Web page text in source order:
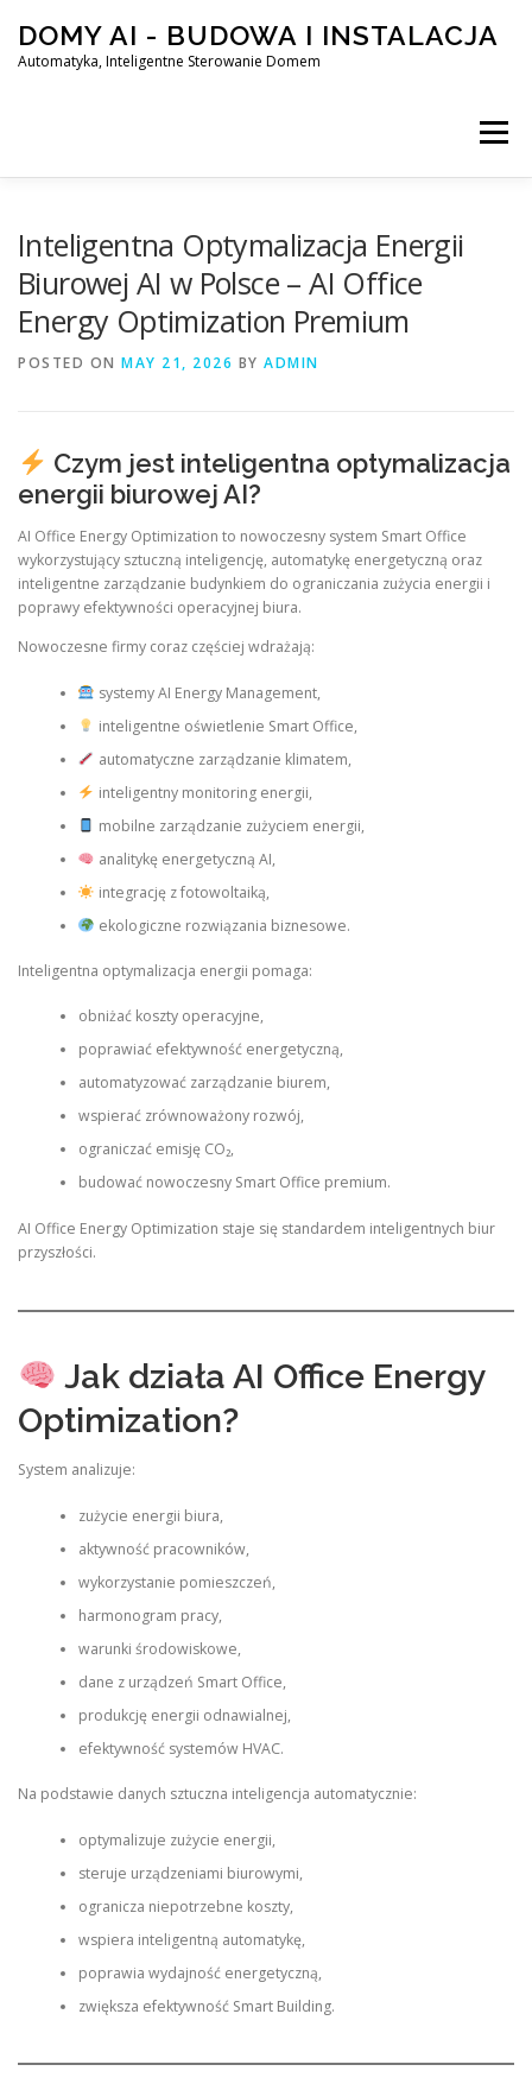
content
DOMY AI - BUDOWA I INSTALACJA
Automatyka, Inteligentne Sterowanie Domem
Menu
SMART DOM AI – AUTOMATYKA, INTELIGENTNE
Inteligentna Optymalizacja Energii
Biurowej AI w Polsce – AI Office
Energy Optimization Premium
POSTED ON MAY 21, 2026 BY ADMIN
Czym jest inteligentna optymalizacja
energii biurowej AI?
AI Office Energy Optimization to nowoczesny system Smart Office
wykorzystujący sztuczną inteligencję, automatykę energetyczną oraz
inteligentne zarządzanie budynkiem do ograniczania zużycia energii i
poprawy efektywności operacyjnej biura.
Nowoczesne firmy coraz częściej wdrażają:
systemy AI Energy Management,
inteligentne oświetlenie Smart Office,
automatyczne zarządzanie klimatem,
inteligentny monitoring energii,
mobilne zarządzanie zużyciem energii,
analitykę energetyczną AI,
integrację z fotowoltaiką,
ekologiczne rozwiązania biznesowe.
Inteligentna optymalizacja energii pomaga:
obniżać koszty operacyjne,
poprawiać efektywność energetyczną,
automatyzować zarządzanie biurem,
wspierać zrównoważony rozwój,
ograniczać emisję CO₂,
budować nowoczesny Smart Office premium.
AI Office Energy Optimization staje się standardem inteligentnych biur
przyszłości.
Jak działa AI Office Energy
Optimization?
System analizuje:
zużycie energii biura,
aktywność pracowników,
wykorzystanie pomieszczeń,
harmonogram pracy,
warunki środowiskowe,
dane z urządzeń Smart Office,
produkcję energii odnawialnej,
efektywność systemów HVAC.
Na podstawie danych sztuczna inteligencja automatycznie:
optymalizuje zużycie energii,
steruje urządzeniami biurowymi,
ogranicza niepotrzebne koszty,
wspiera inteligentną automatykę,
poprawia wydajność energetyczną,
zwiększa efektywność Smart Building.